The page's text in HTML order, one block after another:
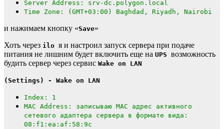
Server Address: srv-dc.polygon.local
Time Zone: (GMT+03:00) Baghdad, Riyadh, Nairobi
и нажимаем кнопку «Save»
Хоть через ilo я и настроил запуск сервера при подаче
питания не лишним будет включить еще на UPS возможность
будить сервер через сервис Wake on LAN
(Settings) - Wake on LAN
Index: 1
MAC Address: записываю MAC адрес активного
сетевого адаптера сервера в формате вида:
08:f1:ea:af:58:9c